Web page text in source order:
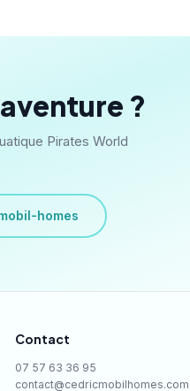
?
Pirates World
homes
Contact
07 57 63 36 95
contact@cedricmobilhomes.com